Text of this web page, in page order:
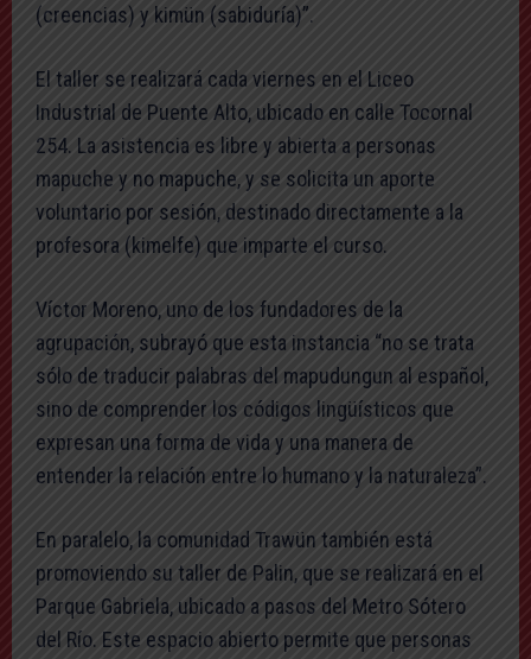
(creencias) y kimün (sabiduría)”.
El taller se realizará cada viernes en el Liceo
Industrial de Puente Alto, ubicado en calle Tocornal
254. La asistencia es libre y abierta a personas
mapuche y no mapuche, y se solicita un aporte
voluntario por sesión, destinado directamente a la
profesora (kimelfe) que imparte el curso.
Víctor Moreno, uno de los fundadores de la
agrupación, subrayó que esta instancia “no se trata
sólo de traducir palabras del mapudungun al español,
sino de comprender los códigos lingüísticos que
expresan una forma de vida y una manera de
entender la relación entre lo humano y la naturaleza”.
En paralelo, la comunidad Trawün también está
promoviendo su taller de Palin, que se realizará en el
Parque Gabriela, ubicado a pasos del Metro Sótero
del Río. Este espacio abierto permite que personas